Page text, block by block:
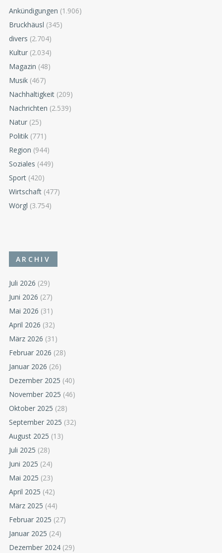
Ankündigungen (1.906)
Bruckhäusl (345)
divers (2.704)
Kultur (2.034)
Magazin (48)
Musik (467)
Nachhaltigkeit (209)
Nachrichten (2.539)
Natur (25)
Politik (771)
Region (944)
Soziales (449)
Sport (420)
Wirtschaft (477)
Wörgl (3.754)
ARCHIV
Juli 2026 (29)
Juni 2026 (27)
Mai 2026 (31)
April 2026 (32)
März 2026 (31)
Februar 2026 (28)
Januar 2026 (26)
Dezember 2025 (40)
November 2025 (46)
Oktober 2025 (28)
September 2025 (32)
August 2025 (13)
Juli 2025 (28)
Juni 2025 (24)
Mai 2025 (23)
April 2025 (42)
März 2025 (44)
Februar 2025 (27)
Januar 2025 (24)
Dezember 2024 (29)